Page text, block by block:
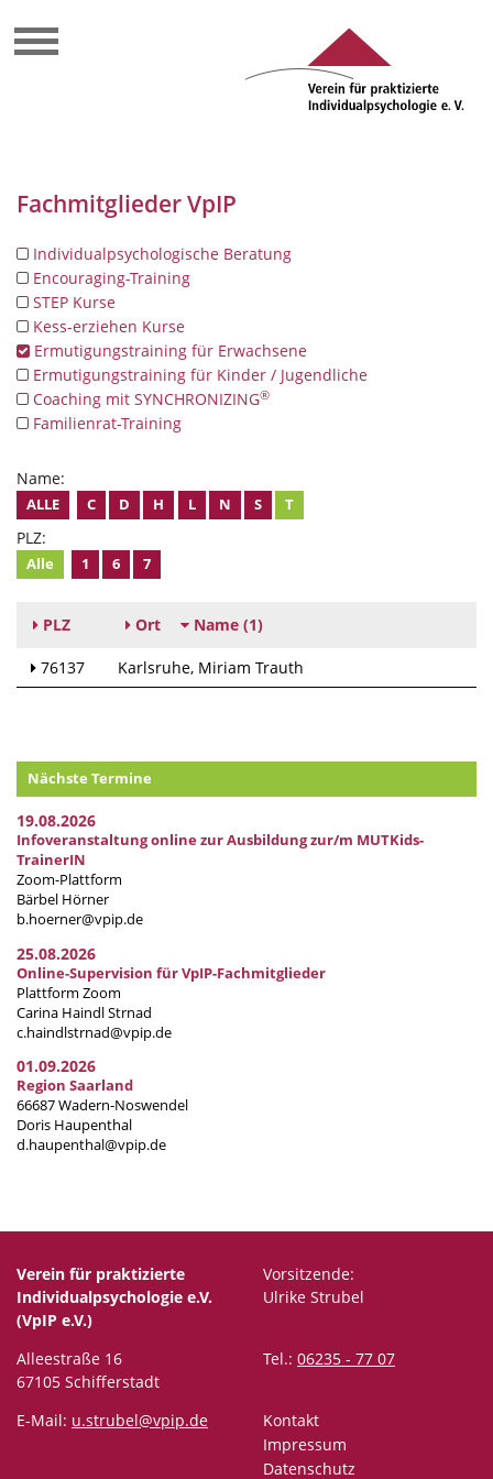
Fachmitglieder VpIP
Individualpsychologische Beratung
Encouraging-Training
STEP Kurse
Kess-erziehen Kurse
Ermutigungstraining für Erwachsene
Ermutigungstraining für Kinder / Jugendliche
Coaching mit SYNCHRONIZING®
Familienrat-Training
Name:
ALLE C D H L N S T
PLZ:
Alle 1 6 7
PLZ Ort Name (1)
76137 Karlsruhe Miriam Trauth
Nächste Termine
19.08.2026
Infoveranstaltung online zur Ausbildung zur/m MUTKids-
TrainerIN
Zoom-Plattform
Bärbel Hörner
b.hoerner@vpip.de
25.08.2026
Online-Supervision für VpIP-Fachmitglieder
Plattform Zoom
Carina Haindl Strnad
c.haindlstrnad@vpip.de
01.09.2026
Region Saarland
66687 Wadern-Noswendel
Doris Haupenthal
d.haupenthal@vpip.de
Verein für praktizierte
Individualpsychologie e.V.
(VpIP e.V.)
Vorsitzende:
Ulrike Strubel
Alleestraße 16
67105 Schifferstadt
Tel.: 06235 - 77 07
E-Mail: u.strubel@vpip.de
Kontakt
Impressum
Datenschutz